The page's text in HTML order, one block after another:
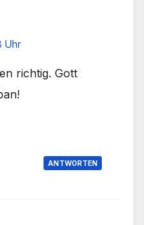
Uhr
richtig. Gott
ANTWORTEN